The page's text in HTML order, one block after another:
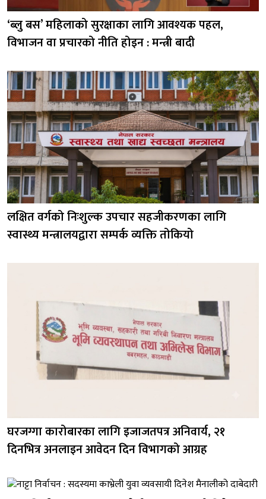
‘ब्लु बस’ महिलाको सुरक्षाका लागि आवश्यक पहल,
विभाजन वा प्रचारको नीति होइन : मन्त्री बादी
लक्षित वर्गको निःशुल्क उपचार सहजीकरणका लागि
स्वास्थ्य मन्त्रालयद्वारा सम्पर्क व्यक्ति तोकियो
घरजग्गा कारोबारका लागि इजाजतपत्र अनिवार्य, २१
दिनभित्र अनलाइन आवेदन दिन विभागको आग्रह